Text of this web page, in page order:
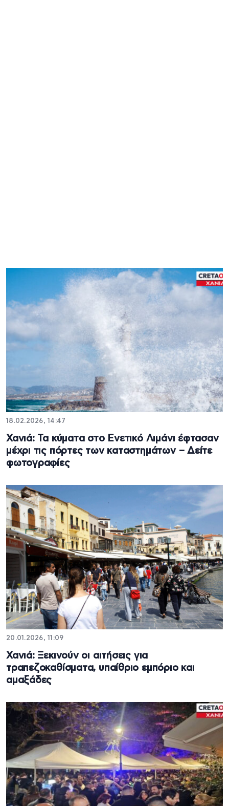
18.02.2026, 14:47
Χανιά: Τα κύματα στο Ενετικό Λιμάνι έφτασαν
μέχρι τις πόρτες των καταστημάτων – Δείτε
φωτογραφίες
20.01.2026, 11:09
Χανιά: Ξεκινούν οι αιτήσεις για
τραπεζοκαθίσματα, υπαίθριο εμπόριο και
αμαξάδες